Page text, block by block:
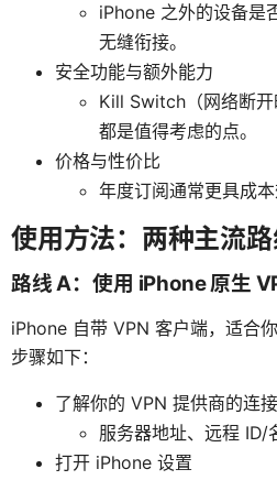
iPhone 之外的设备是
无缝衔接。
安全功能与额外能力
Kill Switch（网络断
都是值得考虑的点。
价格与性价比
年度订阅通常更具成
使用方法：两种主流
路线 A：使用 iPhone 原生
iPhone 自带 VPN 客户端，适合
步骤如下：
了解你的 VPN 提供商的连
服务器地址、远程 ID/
打开 iPhone 设置